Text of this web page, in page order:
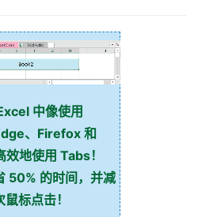
中像使用
、Firefox 和
地使用 Tabs！
50% 的时间，并减
标点击！